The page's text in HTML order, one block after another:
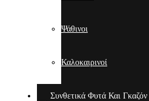
Ψάθινοι
Καλοκαιρινοί
Συνθετικά Φυτά Και Γκαζόν